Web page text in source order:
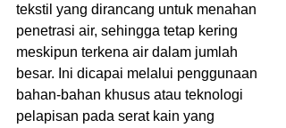
tekstil yang dirancang untuk menahan
penetrasi air, sehingga tetap kering
meskipun terkena air dalam jumlah
besar. Ini dicapai melalui penggunaan
bahan-bahan khusus atau teknologi
pelapisan pada serat kain yang